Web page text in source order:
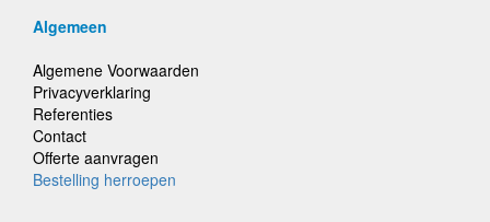
Algemeen
Algemene Voorwaarden
Privacyverklaring
Referenties
Contact
Offerte aanvragen
Bestelling herroepen